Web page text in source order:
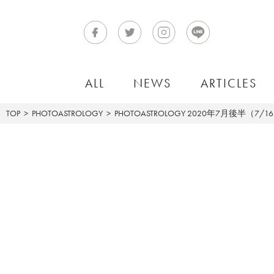
ALL NEWS ARTICLES
TOP PHOTOASTROLOGY PHOTOASTROLOGY 2020年7月後半（7/